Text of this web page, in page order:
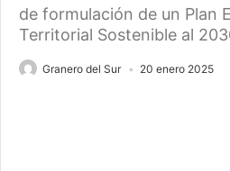
de formulación de un Plan
Territorial Sostenible al
Granero del Sur 20 enero 2025